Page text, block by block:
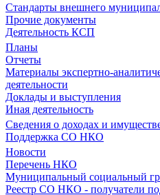
Стандарты внешнего
Прочие документы
Деятельность КСП
Планы
Отчеты
Материалы экспертно-
деятельности
Доклады и выступления
Иная деятельность
Сведения о доходах и
Поддержка СО НКО
Новости
Перечень НКО
Муниципальный социальный
Реестр СО НКО - получатели